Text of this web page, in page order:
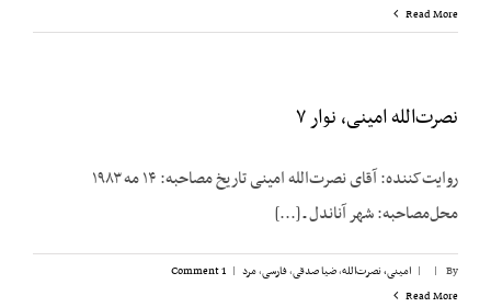
Read More
نصرت‌الله امینی، نوار ۷
روایت‌کننده: آقای نصرت‌الله امینی تاریخ مصاحبه: ۱۴ مه ۱۹۸۳
محل‌مصاحبه: شهر آناندل ـ [...]
By
|
| امینی، نصرت‌الله,ضیا صدقی,فارسی,مرد |
1 Comment
Read More